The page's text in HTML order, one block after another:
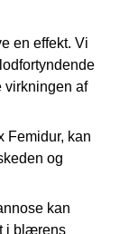
en effekt. Vi
af
Femidur, kan
og
kan
i blærens